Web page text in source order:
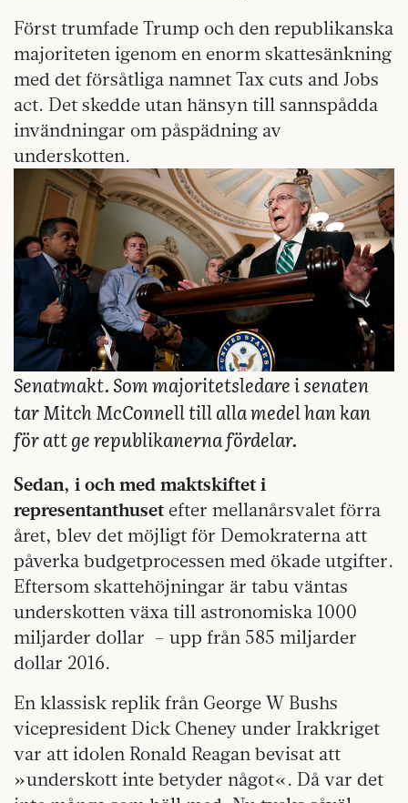
Först trumfade Trump och den republikanska
majoriteten igenom en enorm skattesänkning
med det försåtliga namnet Tax cuts and Jobs
act. Det skedde utan hänsyn till sannspådda
invändningar om påspädning av
underskotten.
Senatmakt. Som majoritetsledare i senaten
tar Mitch McConnell till alla medel han kan
för att ge republikanerna fördelar.
Sedan, i och med maktskiftet i
representanthuset efter mellanårsvalet förra
året, blev det möjligt för Demokraterna att
påverka budgetprocessen med ökade utgifter.
Eftersom skattehöjningar är tabu väntas
underskotten växa till astronomiska 1000
miljarder dollar – upp från 585 miljarder
dollar 2016.
En klassisk replik från George W Bushs
vicepresident Dick Cheney under Irakkriget
var att idolen Ronald Reagan bevisat att
»underskott inte betyder något«. Då var det